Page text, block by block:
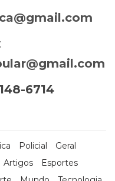
6714
Policial
Geral
Artigos
Esportes